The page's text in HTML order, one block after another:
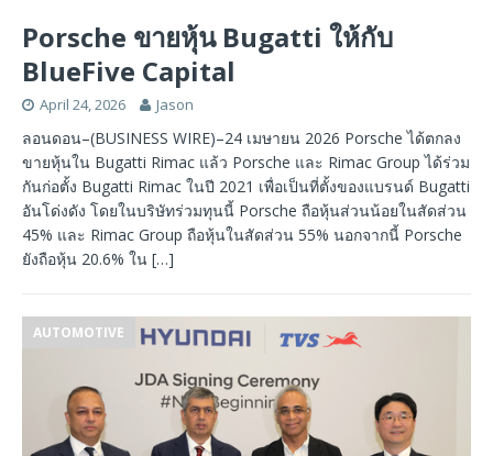
Porsche ขายหุ้น Bugatti ให้กับ
BlueFive Capital
April 24, 2026 Jason
ลอนดอน–(BUSINESS WIRE)–24 เมษายน 2026 Porsche ได้ตกลง
ขายหุ้นใน Bugatti Rimac แล้ว Porsche และ Rimac Group ได้ร่วม
กันก่อตั้ง Bugatti Rimac ในปี 2021 เพื่อเป็นที่ตั้งของแบรนด์ Bugatti
อันโด่งดัง โดยในบริษัทร่วมทุนนี้ Porsche ถือหุ้นส่วนน้อยในสัดส่วน
45% และ Rimac Group ถือหุ้นในสัดส่วน 55% นอกจากนี้ Porsche
ยังถือหุ้น 20.6% ใน […]
AUTOMOTIVE